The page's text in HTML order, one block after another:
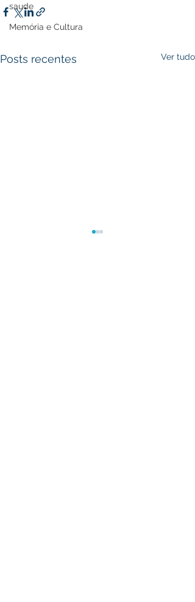
saude
Memória e Cultura
Posts recentes Ver tudo